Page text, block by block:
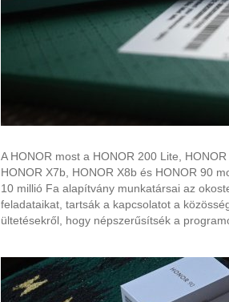
A HONOR most a HONOR 200 Lite,
HONOR X7b, HONOR X8b és HONOR 90
10 millió Fa alapítvány munkatársai az
feladataikat, tartsák a kapcsolatot a
ültetésekről, hogy népszerűsítsék a